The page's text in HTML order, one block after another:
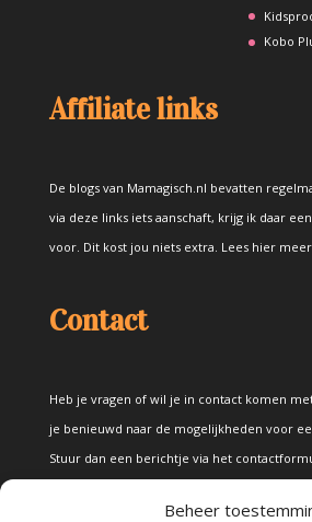
Beheer
Kobo
Affiliate links
De blogs van Mamagisch.nl bevatten
via deze links iets aanschaft, krijg ik daar
voor. Dit kost jou niets extra. Lees hier
Contact
Heb je vragen of wil je in contact komen
je benieuwd naar de mogelijkheden voor
Stuur dan een berichtje via het